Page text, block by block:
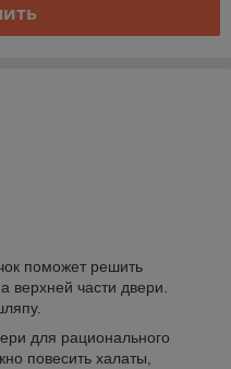
поможет решить
верхней части двери.
для рационального
повесить халаты,